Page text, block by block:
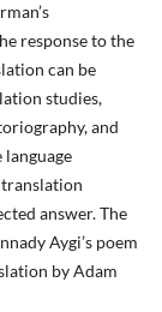
response to the
can be
studies,
and
answer. The
Aygi’s poem
by Adam